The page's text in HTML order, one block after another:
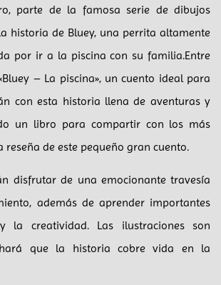
parte de la famosa serie de dibujos
historia de Bluey, una perrita altamente
por ir a la piscina con su familia.Entre
– La piscina», un cuento ideal para
con esta historia llena de aventuras y
un libro para compartir con los más
de este pequeño gran cuento.
disfrutar de una emocionante travesía
además de aprender importantes
la creatividad. Las ilustraciones son
que la historia cobre vida en la